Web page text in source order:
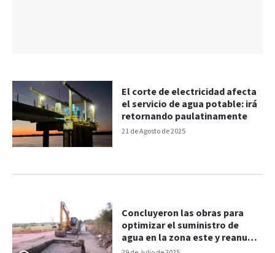
21 de Agosto de 2025
El corte de electricidad afecta
el servicio de agua potable: irá
retornando paulatinamente
Concluyeron las obras para
optimizar el suministro de
agua en la zona este y reanuda
el suministro